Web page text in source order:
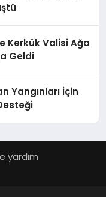
Kerkük Valisi Ağa
Geldi
Yangınları İçin
yardım